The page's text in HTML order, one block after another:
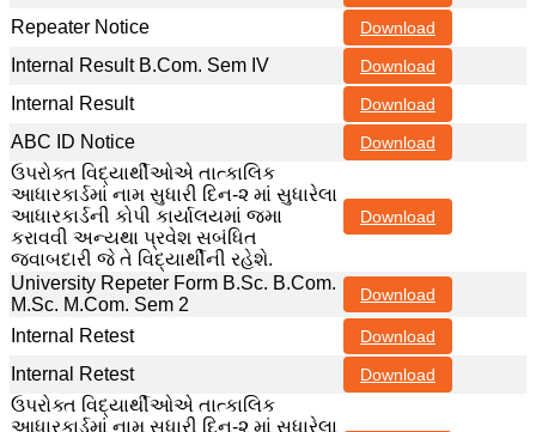
Repeater Notice Download
Internal Result B.Com. Sem IV Download
Internal Result Download
ABC ID Notice Download
ઉપરોક્ત વિદ્યાર્થીઓએ તાત્કાલિક
આધારકાર્ડમાં નામ સુધારી દિન-૨ માં સુધારેલા
આધારકાર્ડની કોપી કાર્યાલયમાં જમા
કરાવવી અન્યથા પ્રવેશ સબંધિત
જવાબદારી જે તે વિદ્યાર્થીની રહેશે.
Download
University Repeter Form B.Sc. B.Com.
M.Sc. M.Com. Sem 2
Download
Internal Retest Download
Internal Retest Download
ઉપરોક્ત વિદ્યાર્થીઓએ તાત્કાલિક
આધારકાર્ડમાં નામ સુધારી દિન-૨ માં સુધારેલા